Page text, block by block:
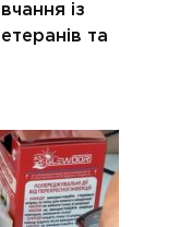
із
та